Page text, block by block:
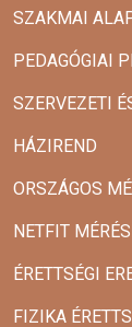
SZAKMAI
PEDAGÓGIAI
SZERVEZETI
HÁZIREND
ORSZÁGOS
NETFIT
ÉRETTSÉGI
FIZIKA